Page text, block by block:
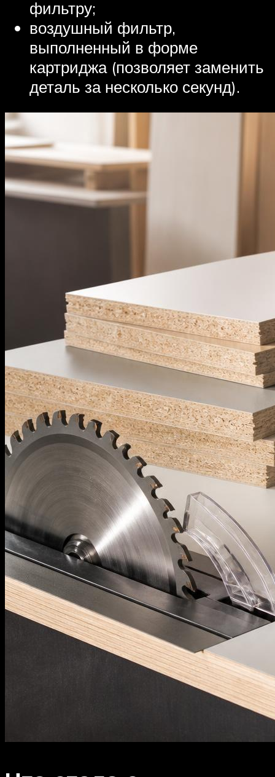
фильтру;
воздушный фильтр,
выполненный в форме
картриджа (позволяет заменить
деталь за несколько секунд).